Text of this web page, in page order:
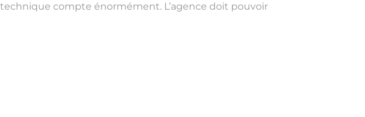
compte énormément. L’agence doit pouvoir